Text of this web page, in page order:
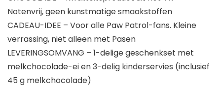
Notenvrij, geen kunstmatige smaakstoffen
CADEAU-IDEE – Voor alle Paw Patrol-fans. Kleine
verrassing, niet alleen met Pasen
LEVERINGSOMVANG – 1-delige geschenkset met
melkchocolade-ei en 3-delig kinderservies (inclusief
45 g melkchocolade)